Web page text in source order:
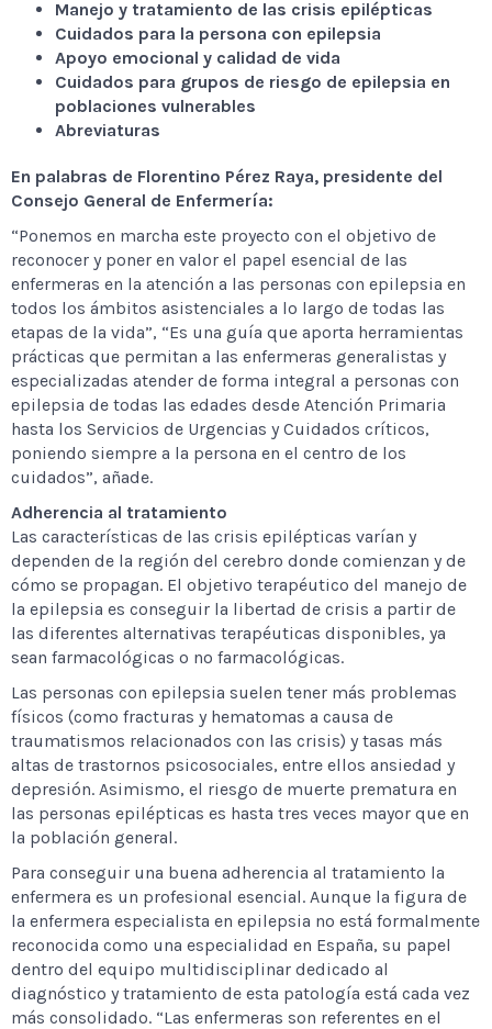
Manejo y tratamiento de las crisis epilépticas
Cuidados para la persona con epilepsia
Apoyo emocional y calidad de vida
Cuidados para grupos de riesgo de epilepsia en
poblaciones vulnerables
Abreviaturas
En palabras de Florentino Pérez Raya, presidente del
Consejo General de Enfermería:
“Ponemos en marcha este proyecto con el objetivo de
reconocer y poner en valor el papel esencial de las
enfermeras en la atención a las personas con epilepsia en
todos los ámbitos asistenciales a lo largo de todas las
etapas de la vida”, “Es una guía que aporta herramientas
prácticas que permitan a las enfermeras generalistas y
especializadas atender de forma integral a personas con
epilepsia de todas las edades desde Atención Primaria
hasta los Servicios de Urgencias y Cuidados críticos,
poniendo siempre a la persona en el centro de los
cuidados”, añade.
Adherencia al tratamiento
Las características de las crisis epilépticas varían y
dependen de la región del cerebro donde comienzan y de
cómo se propagan. El objetivo terapéutico del manejo de
la epilepsia es conseguir la libertad de crisis a partir de
las diferentes alternativas terapéuticas disponibles, ya
sean farmacológicas o no farmacológicas.
Las personas con epilepsia suelen tener más problemas
físicos (como fracturas y hematomas a causa de
traumatismos relacionados con las crisis) y tasas más
altas de trastornos psicosociales, entre ellos ansiedad y
depresión. Asimismo, el riesgo de muerte prematura en
las personas epilépticas es hasta tres veces mayor que en
la población general.
Para conseguir una buena adherencia al tratamiento la
enfermera es un profesional esencial. Aunque la figura de
la enfermera especialista en epilepsia no está formalmente
reconocida como una especialidad en España, su papel
dentro del equipo multidisciplinar dedicado al
diagnóstico y tratamiento de esta patología está cada vez
más consolidado. “Las enfermeras son referentes en el